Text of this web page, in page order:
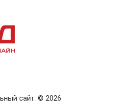
номер заказа;
личности пассажира, на
сайт. © 2026